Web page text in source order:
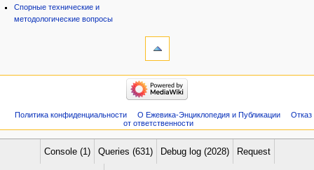
Спорные технические и
методологические вопросы
категории
Народ
Проекты
Проекты/Участники/
дополнения
Публикации:Авторы
Публикации:Статьи по типу
Политика конфиденциальности О Ежевика-Энциклопедия и Публикации
Отказ
от ответственности
Console (1) Queries (631) Debug log (2028) Request